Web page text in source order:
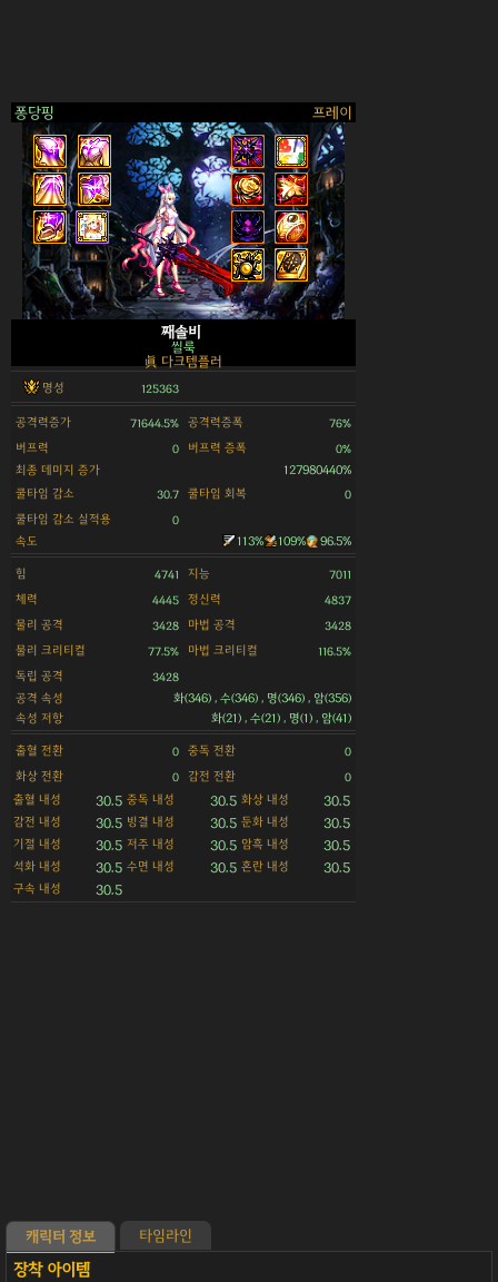
퐁당핑 프레이
>
째솔비
씰룩
眞 다크템플러
명성 125363
공격력증가 71644.5% 공격력증폭 76%
버프력 0 버프력 증폭 0%
최종 데미지 증가
127980440%
쿨타임 감소
30.7 쿨타임 회복 0
쿨타임 감소 실적용 0
속도 113% 109% 96.5%
힘 4741 지능 7011
체력 4445 정신력 4837
물리 공격 3428 마법 공격 3428
물리 크리티컬 77.5% 마법 크리티컬 116.5%
독립 공격 3428
공격 속성
화(346) , 수(346) , 명(346) , 암(356)
속성 저항
화(21) , 수(21) , 명(1) , 암(41)
출혈 전환 0 중독 전환 0
화상 전환 0 감전 전환 0
출혈 내성 30.5 중독 내성 30.5 화상 내성 30.5
감전 내성 30.5 빙결 내성 30.5 둔화 내성 30.5
기절 내성 30.5 저주 내성 30.5 암흑 내성 30.5
석화 내성 30.5 수면 내성 30.5 혼란 내성 30.5
구속 내성 30.5
캐릭터 정보 타임라인